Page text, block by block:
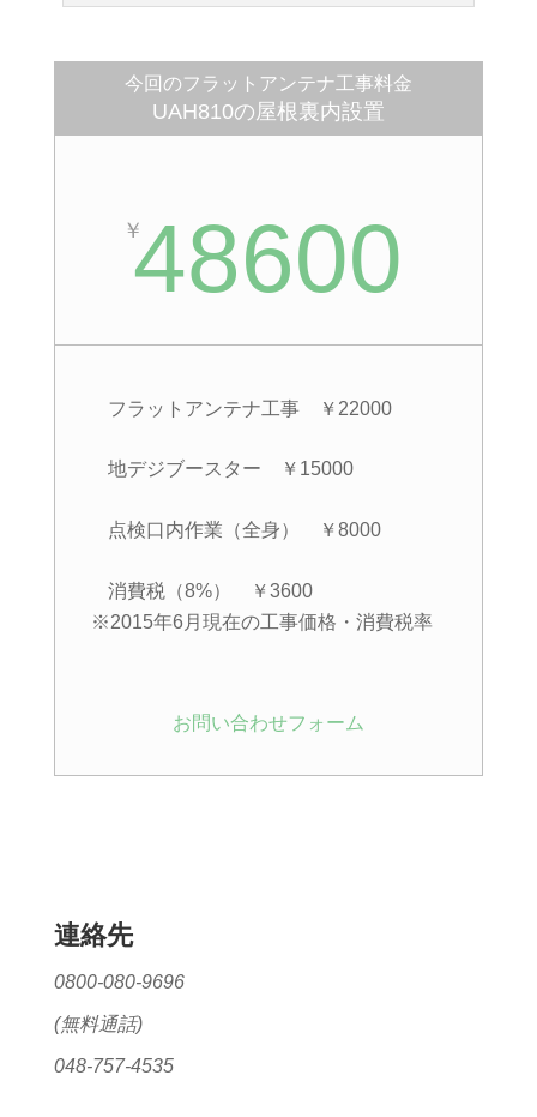
今回のフラットアンテナ工事料金
UAH810の屋根裏内設置
￥48600
フラットアンテナ工事 ￥22000
地デジブースター ￥15000
点検口内作業（全身） ￥8000
消費税（8%） ￥3600
※2015年6月現在の工事価格・消費税率
お問い合わせフォーム
連絡先
0800-080-9696
(無料通話)
048-757-4535